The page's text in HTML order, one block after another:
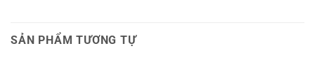
SẢN PHẨM TƯƠNG TỰ